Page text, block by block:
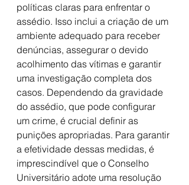
políticas claras para enfrentar o
assédio. Isso inclui a criação de um
ambiente adequado para receber
denúncias, assegurar o devido
acolhimento das vítimas e garantir
uma investigação completa dos
casos. Dependendo da gravidade
do assédio, que pode configurar
um crime, é crucial definir as
punições apropriadas. Para garantir
a efetividade dessas medidas, é
imprescindível que o Conselho
Universitário adote uma resolução